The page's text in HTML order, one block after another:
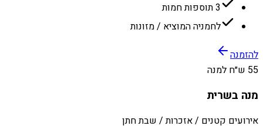
3 תוספות חמות
לחמניה המוציא / מזונות
להזמנה
55 ש״ח למנה
מנה בשרית
אירועים קטנים / אזכרות / שבת חתן